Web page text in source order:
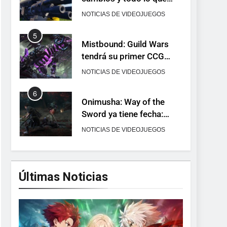
digital para PC y móviles
6
Onimusha: Way of the
Capcom lanza demo
7
No Rest for the Wicked
para octubre en PS5 y PC
8
devuelve el espectáculo
de la conducción
acrobática a PS5, Xbox
Series X|S y PC
1
Últimas Noticias